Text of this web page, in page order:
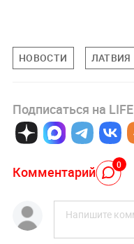
НОВОСТИ ЛАТВИЯ
Подписаться на LIFE
Комментарий 0